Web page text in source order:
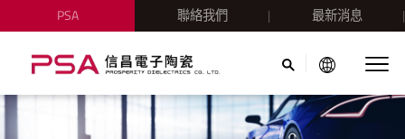
PSA 聯絡我們 最新消息